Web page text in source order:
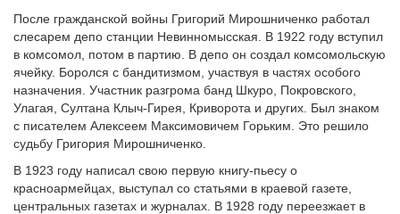
После гражданской войны Григорий Мирошниченко работал
слесарем депо станции Невинномысская. В 1922 году вступил
в комсомол, потом в партию. В депо он создал комсомольскую
ячейку. Боролся с бандитизмом, участвуя в частях особого
назначения. Участник разгрома банд Шкуро, Покровского,
Улагая, Султана Клыч-Гирея, Криворота и других. Был знаком
с писателем Алексеем Максимовичем Горьким. Это решило
судьбу Григория Мирошниченко.
В 1923 году написал свою первую книгу-пьесу о
красноармейцах, выступал со статьями в краевой газете,
центральных газетах и журналах. В 1928 году переезжает в